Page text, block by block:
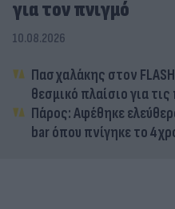
για τον πνιγμό
10.08.2026
Πασχαλάκης στον
θεσμικό πλαίσιο για
Πάρος: Αφέθηκε
bar όπου πνίγηκε το